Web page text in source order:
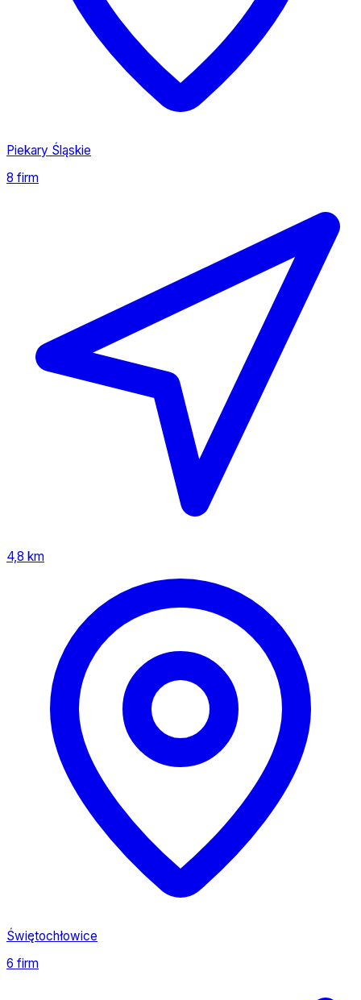
Piekary Śląskie
8 firm
4,8 km
Świętochłowice
6 firm